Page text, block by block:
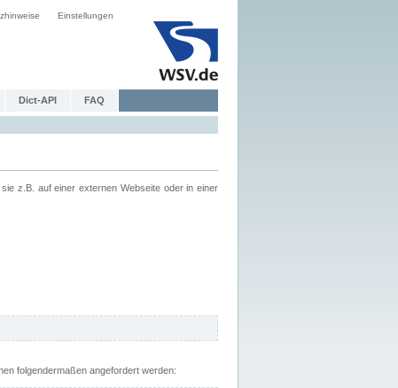
Einstellungen
Dict-API FAQ
z.B. auf einer externen Webseite oder in einer
folgendermaßen angefordert werden: